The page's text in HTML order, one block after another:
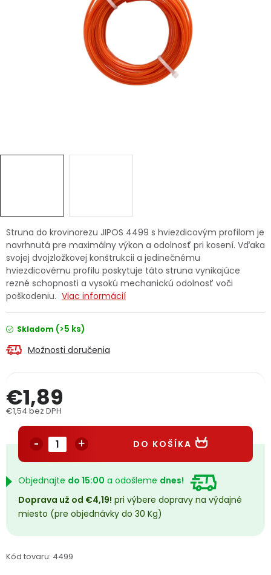
Ochranné pracovné pomôcky
Doprava a platba Váš zákaznícky účet
Kontakty
PODPORA
Reklamačný formulár
Podmienky ochrany osobných údajov
Struna do krovinorezu JIPOS 4499 s hviezdicovým profilom je
navrhnutá pre maximálny výkon a odolnosť pri kosení. Vďaka
svojej dvojzložkovej konštrukcii a jedinečnému
hviezdicovému profilu poskytuje táto struna vynikajúce
rezné schopnosti a vysokú mechanickú odolnosť voči
poškodeniu. Viac informácií
Skladom (>5 ks)
Možnosti doručenia
€1,89
€1,54 bez DPH
DO KOŠÍKA
Objednajte do 15:00 a odošleme dnes!
Doprava už od €4,19! pri výbere dopravy na výdajné
miesto (pre objednávky do 30 Kg)
Kód tovaru: 4499